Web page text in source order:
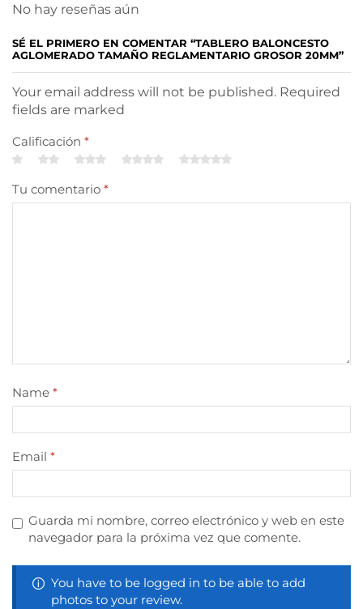
No hay reseñas aún
SÉ EL PRIMERO EN COMENTAR “TABLERO BALONCESTO
AGLOMERADO TAMAÑO REGLAMENTARIO GROSOR 20MM”
Your email address will not be published. Required
fields are marked
Calificación *
Tu comentario *
Name *
Email *
Guarda mi nombre, correo electrónico y web en este
navegador para la próxima vez que comente.
You have to be logged in to be able to add
photos to your review.